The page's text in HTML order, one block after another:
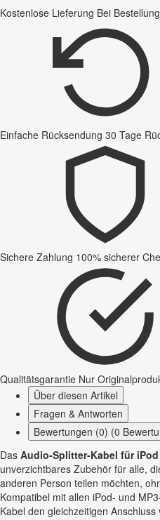
Kostenlose Lieferung Bei
Einfache Rücksendung 30 Tage
Sichere Zahlung 100% sicherer
Qualitätsgarantie Nur
Über diesen Artikel
Fragen & Antworten
Bewertungen (0) (0
Das Audio-Splitter-Kabel für
unverzichtbares Zubehör für alle,
anderen Person teilen möchten,
Kompatibel mit allen iPod- und
Kabel den gleichzeitigen